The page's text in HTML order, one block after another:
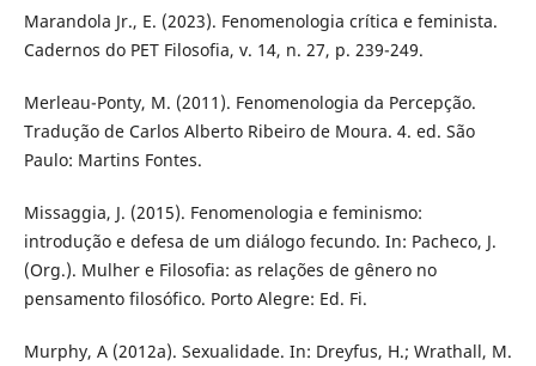
Marandola Jr., E. (2023). Fenomenologia crítica e feminista.
Cadernos do PET Filosofia, v. 14, n. 27, p. 239-249.
Merleau-Ponty, M. (2011). Fenomenologia da Percepção.
Tradução de Carlos Alberto Ribeiro de Moura. 4. ed. São
Paulo: Martins Fontes.
Missaggia, J. (2015). Fenomenologia e feminismo:
introdução e defesa de um diálogo fecundo. In: Pacheco, J.
(Org.). Mulher e Filosofia: as relações de gênero no
pensamento filosófico. Porto Alegre: Ed. Fi.
Murphy, A (2012a). Sexualidade. In: Dreyfus, H.; Wrathall, M.